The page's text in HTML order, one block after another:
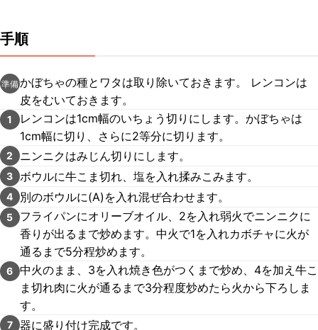
手順
準備かぼちゃの種とワタは取り除いておきます。 レンコンは
皮をむいておきます。
1
レンコンは1cm幅のいちょう切りにします。かぼちゃは
1cm幅に切り、さらに2等分に切ります。
2 ニンニクはみじん切りにします。
3 ボウルに牛こま切れ、塩を入れ揉みこみます。
4 別のボウルに(A)を入れ混ぜ合わせます。
5
フライパンにオリーブオイル、2を入れ弱火でニンニクに
香りが出るまで炒めます。中火で1を入れカボチャに火が
通るまで5分程炒めます。
6 中火のまま、3を入れ焼き色がつくまで炒め、4を加え牛こ
ま切れ肉に火が通るまで3分程度炒めたら火から下ろしま
す。
7 器に盛り付け完成です。